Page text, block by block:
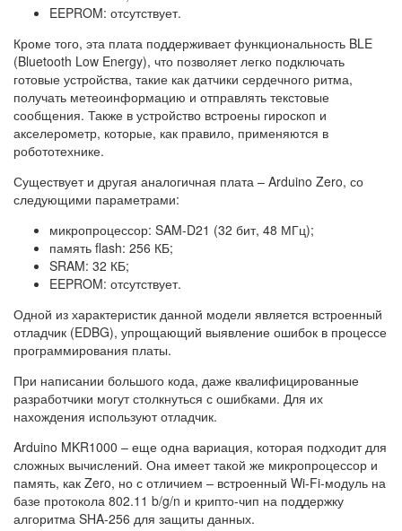
EEPROM: отсутствует.
Кроме того, эта плата поддерживает функциональность BLE
(Bluetooth Low Energy), что позволяет легко подключать
готовые устройства, такие как датчики сердечного ритма,
получать метеоинформацию и отправлять текстовые
сообщения. Также в устройство встроены гироскоп и
акселерометр, которые, как правило, применяются в
робототехнике.
Существует и другая аналогичная плата – Arduino Zero, со
следующими параметрами:
микропроцессор: SAM-D21 (32 бит, 48 МГц);
память flash: 256 КБ;
SRAM: 32 КБ;
EEPROM: отсутствует.
Одной из характеристик данной модели является встроенный
отладчик (EDBG), упрощающий выявление ошибок в процессе
программирования платы.
При написании большого кода, даже квалифицированные
разработчики могут столкнуться с ошибками. Для их
нахождения используют отладчик.
Arduino MKR1000 – еще одна вариация, которая подходит для
сложных вычислений. Она имеет такой же микропроцессор и
память, как Zero, но с отличием – встроенный Wi-Fi-модуль на
базе протокола 802.11 b/g/n и крипто-чип на поддержку
алгоритма SHA-256 для защиты данных.